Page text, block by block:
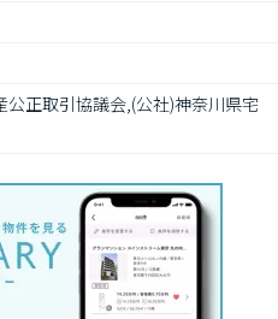
公正取引協議会,(公社)神奈川県宅